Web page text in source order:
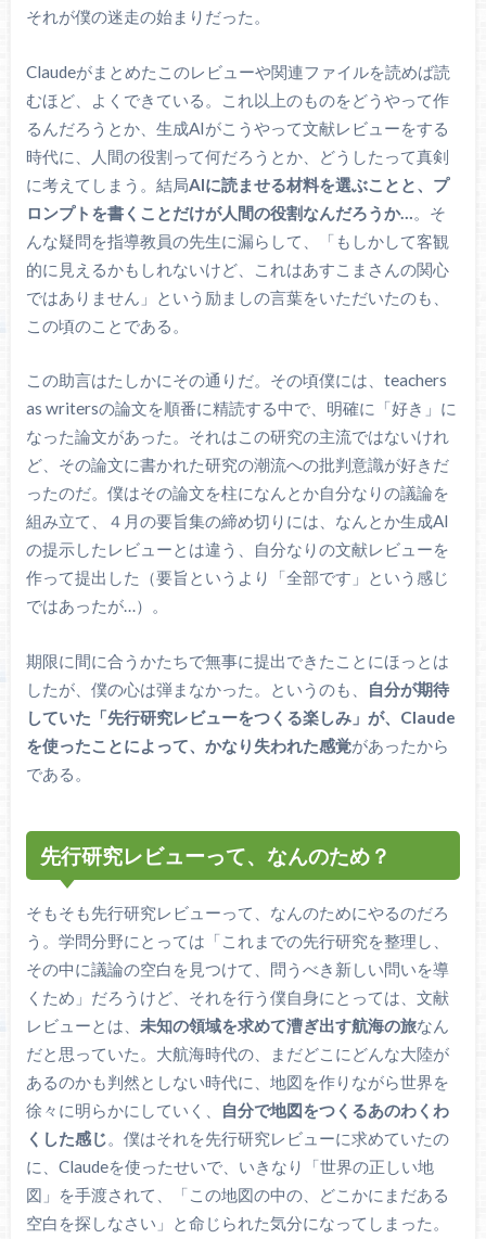
それが僕の迷走の始まりだった。
Claudeがまとめたこのレビューや関連ファイルを読めば読
むほど、よくできている。これ以上のものをどうやって作
るんだろうとか、生成AIがこうやって文献レビューをする
時代に、人間の役割って何だろうとか、どうしたって真剣
に考えてしまう。結局AIに読ませる材料を選ぶことと、プ
ロンプトを書くことだけが人間の役割なんだろうか…
。そ
んな疑問を指導教員の先生に漏らして、「もしかして客観
的に見えるかもしれないけど、これはあすこまさんの関心
ではありません」という励ましの言葉をいただいたのも、
この頃のことである。
この助言はたしかにその通りだ。その頃僕には、teachers
as writersの論文を順番に精読する中で、明確に「好き」に
なった論文があった。それはこの研究の主流ではないけれ
ど、その論文に書かれた研究の潮流への批判意識が好きだ
ったのだ。僕はその論文を柱になんとか自分なりの議論を
組み立て、４月の要旨集の締め切りには、なんとか生成AI
の提示したレビューとは違う、自分なりの文献レビューを
作って提出した（要旨というより「全部です」という感じ
ではあったが…）。
期限に間に合うかたちで無事に提出できたことにほっとは
したが、僕の心は弾まなかった。というのも、
自分が期待
していた「先行研究レビューをつくる楽しみ」が、Claude
を使ったことによって、かなり失われた感覚があったから
である。
先行研究レビューって、なんのため？
そもそも先行研究レビューって、なんのためにやるのだろ
う。学問分野にとっては「これまでの先行研究を整理し、
その中に議論の空白を見つけて、問うべき新しい問いを導
くため」だろうけど、それを行う僕自身にとっては、文献
レビューとは、 未知の領域を求めて漕ぎ出す航海の旅なん
だと思っていた。大航海時代の、まだどこにどんな大陸が
あるのかも判然としない時代に、地図を作りながら世界を
徐々に明らかにしていく、
自分で地図をつくるあのわくわ
くした感じ 。僕はそれを先行研究レビューに求めていたの
に、Claudeを使ったせいで、いきなり「世界の正しい地
図」を手渡されて、「この地図の中の、どこかにまだある
空白を探しなさい」と命じられた気分になってしまった。